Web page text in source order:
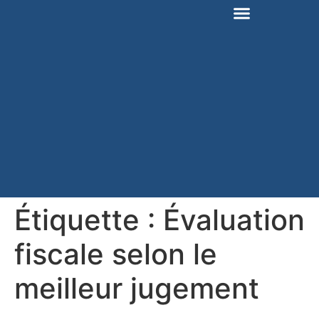
Étiquette : Évaluation
fiscale selon le
meilleur jugement